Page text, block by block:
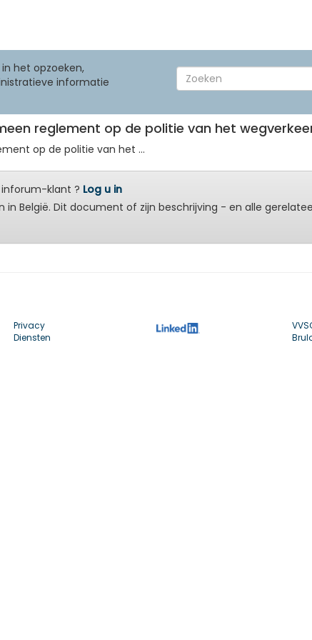
het opzoeken,
informatie
reglement op de politie van het
op de politie van het ...
klant ? Log u in
in België. Dit document of zijn beschrijving - en alle
Privacy
Diensten